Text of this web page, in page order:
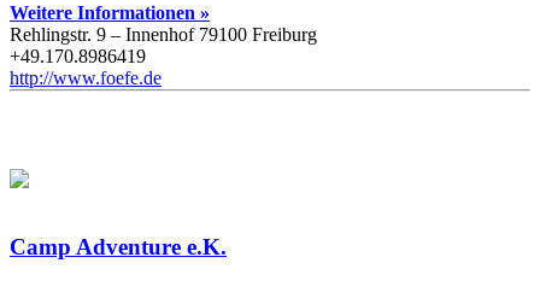
Weitere Informationen »
Rehlingstr. 9 – Innenhof 79100 Freiburg
+49.170.8986419
http://www.foefe.de
Camp Adventure e.K.